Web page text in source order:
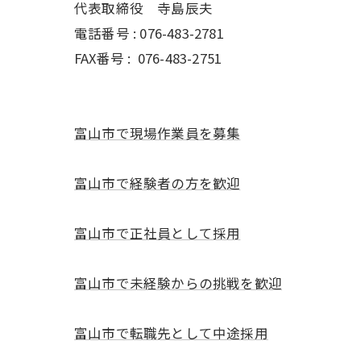
代表取締役 寺島辰夫
電話番号 : 076-483-2781
FAX番号 : 076-483-2751
富山市で現場作業員を募集
富山市で経験者の方を歓迎
富山市で正社員として採用
富山市で未経験からの挑戦を歓迎
富山市で転職先として中途採用